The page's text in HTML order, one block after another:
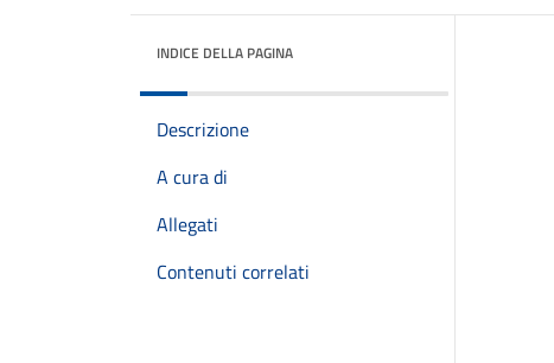
INDICE DELLA PAGINA
Descrizione
A cura di
Allegati
Contenuti correlati